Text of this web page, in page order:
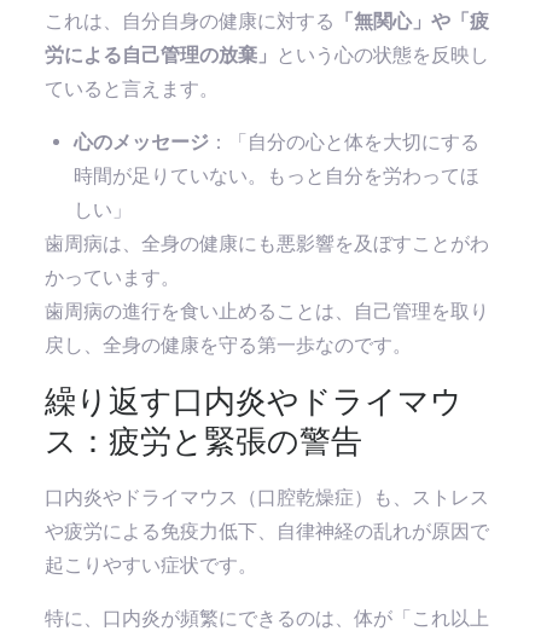
これは、自分自身の健康に対する 「無関心」や「疲
労による自己管理の放棄」
という心の状態を反映し
ていると言えます。
心のメッセージ ：「自分の心と体を大切にする
時間が足りていない。もっと自分を労わってほ
しい」
歯周病は、全身の健康にも悪影響を及ぼすことがわ
かっています。
歯周病の進行を食い止めることは、自己管理を取り
戻し、全身の健康を守る第一歩なのです。
繰り返す口内炎やドライマウ
ス：疲労と緊張の警告
口内炎やドライマウス（口腔乾燥症）も、ストレス
や疲労による免疫力低下、自律神経の乱れが原因で
起こりやすい症状です。
特に、口内炎が頻繁にできるのは、体が「これ以上